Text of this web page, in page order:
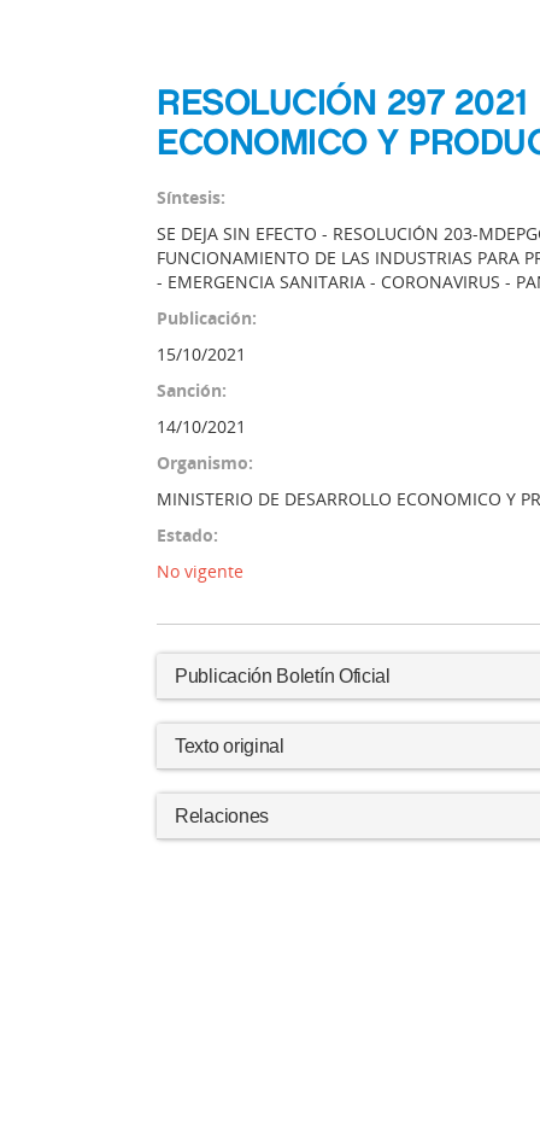
RESOLUCIÓN 297
ECONOMICO Y
Síntesis:
SE DEJA SIN EFECTO - RESOLUCIÓN 203-
FUNCIONAMIENTO DE LAS INDUSTRIAS PARA
- EMERGENCIA SANITARIA - CORONAVIRUS -
Publicación:
15/10/2021
Sanción:
14/10/2021
Organismo:
MINISTERIO DE DESARROLLO ECONOMICO Y
Estado:
No vigente
Publicación Boletín Oficial
Texto original
Relaciones